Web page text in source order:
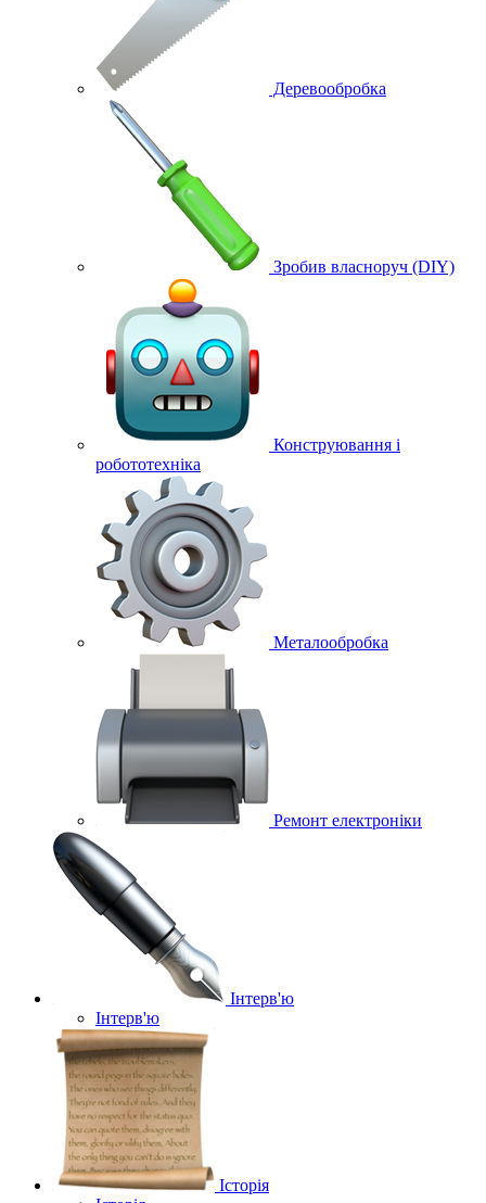
Деревообробка
Зробив власноруч (DIY)
Конструювання і
робототехніка
Металообробка
Ремонт електроніки
Інтерв'ю
Інтерв'ю
Історія